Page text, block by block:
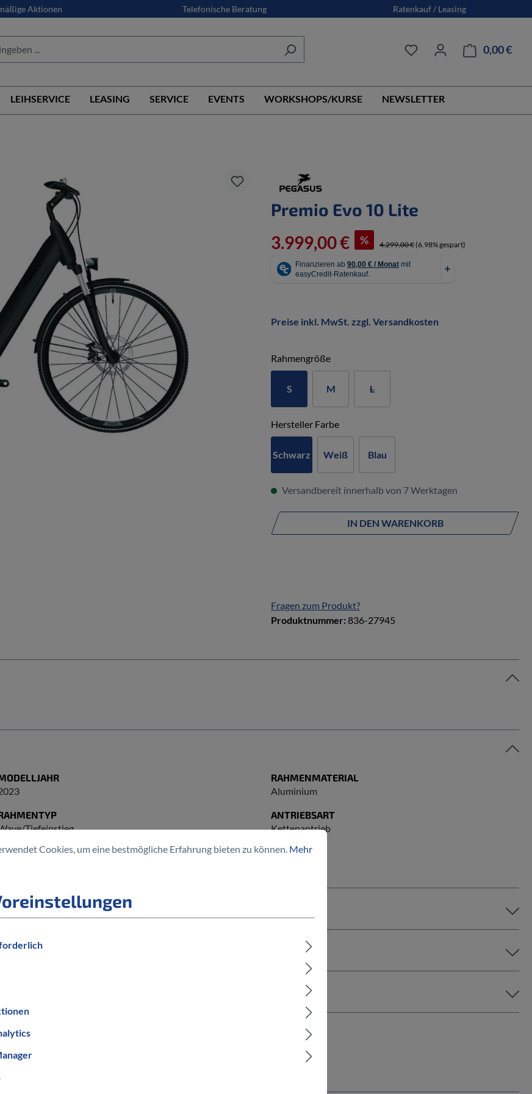
Aktionen Telefonische Beratung Ratenkauf / Leasing
0,00 €
LEIHSERVICE LEASING SERVICE EVENTS WORKSHOPS/KURSE NEWSLETTER
Premio Evo 10 Lite
3.999,00 €
% 4.299,00 € (6.98% gespart)
Preise inkl. MwSt. zzgl. Versandkosten
Rahmengrößeauswählen
S M L
Hersteller Farbeauswählen
Schwarz Weiß Blau
Versandbereit innerhalb von 7 Werktagen
IN DEN WARENKORB
Fragen zum Produkt?
Produktnummer: 836-27945
RAHMENMATERIAL
Aluminium
Tiefeinstieg
ANTRIEBSART
Kettenantrieb
Cookies, um eine bestmögliche Erfahrung bieten zu können. Mehr